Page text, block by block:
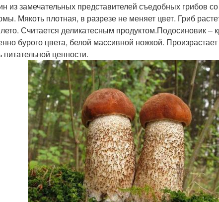
из замечательных представителей съедобных грибов
Мякоть плотная, в разрезе не меняет цвет. Гриб
Считается деликатесным продуктом.Подосиновик –
бурого цвета, белой массивной ножкой.
ценности.